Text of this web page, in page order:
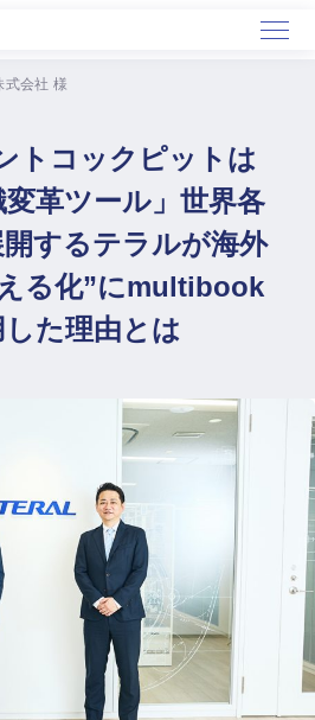
式会社 様
トコックピットは
革ツール」世界各
するテラルが海外
る化”にmultibook
した理由とは